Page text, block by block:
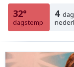
32°
dagstemp
4